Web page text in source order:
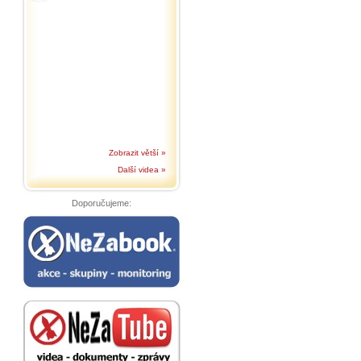
Zobrazit větší »
Další videa »
Doporučujeme: